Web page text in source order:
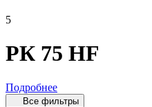
5
РК 75 HF
Подробнее
Все фильтры